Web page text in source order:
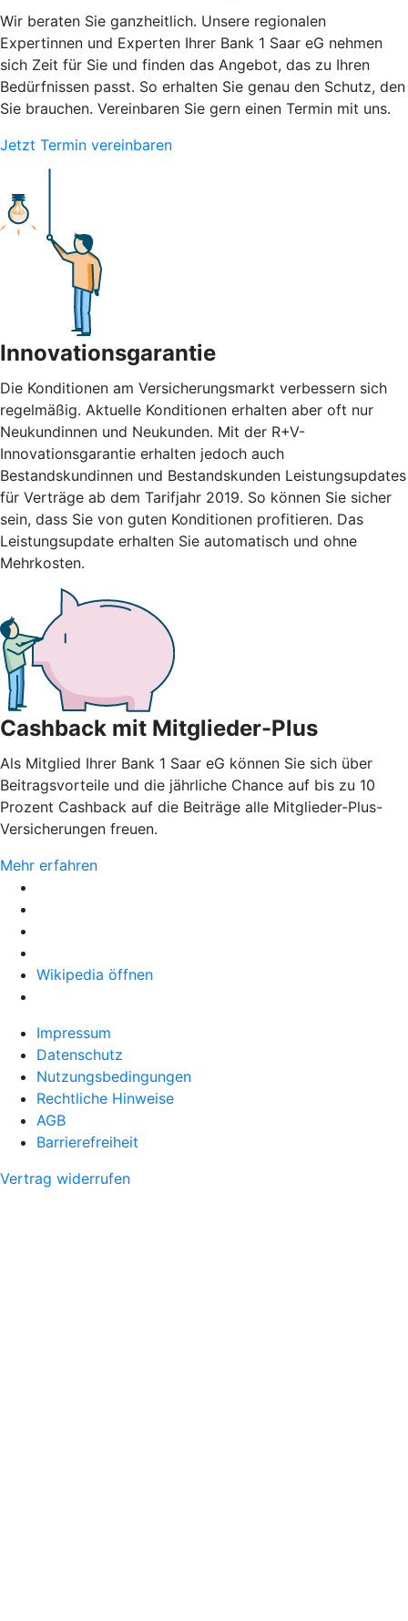
Wir beraten Sie ganzheitlich. Unsere regionalen
Expertinnen und Experten Ihrer Bank 1 Saar eG nehmen
sich Zeit für Sie und finden das Angebot, das zu Ihren
Bedürfnissen passt. So erhalten Sie genau den Schutz, den
Sie brauchen. Vereinbaren Sie gern einen Termin mit uns.
Jetzt Termin vereinbaren
Innovationsgarantie
Die Konditionen am Versicherungsmarkt verbessern sich
regelmäßig. Aktuelle Konditionen erhalten aber oft nur
Neukundinnen und Neukunden. Mit der R+V-
Innovationsgarantie erhalten jedoch auch
Bestandskundinnen und Bestandskunden Leistungsupdates
für Verträge ab dem Tarifjahr 2019. So können Sie sicher
sein, dass Sie von guten Konditionen profitieren. Das
Leistungsupdate erhalten Sie automatisch und ohne
Mehrkosten.
Cashback mit Mitglieder-Plus
Als Mitglied Ihrer Bank 1 Saar eG können Sie sich über
Beitragsvorteile und die jährliche Chance auf bis zu 10
Prozent Cashback auf die Beiträge alle Mitglieder-Plus-
Versicherungen freuen.
Mehr erfahren
Wikipedia öffnen
Impressum
Datenschutz
Nutzungsbedingungen
Rechtliche Hinweise
AGB
Barrierefreiheit
Vertrag widerrufen